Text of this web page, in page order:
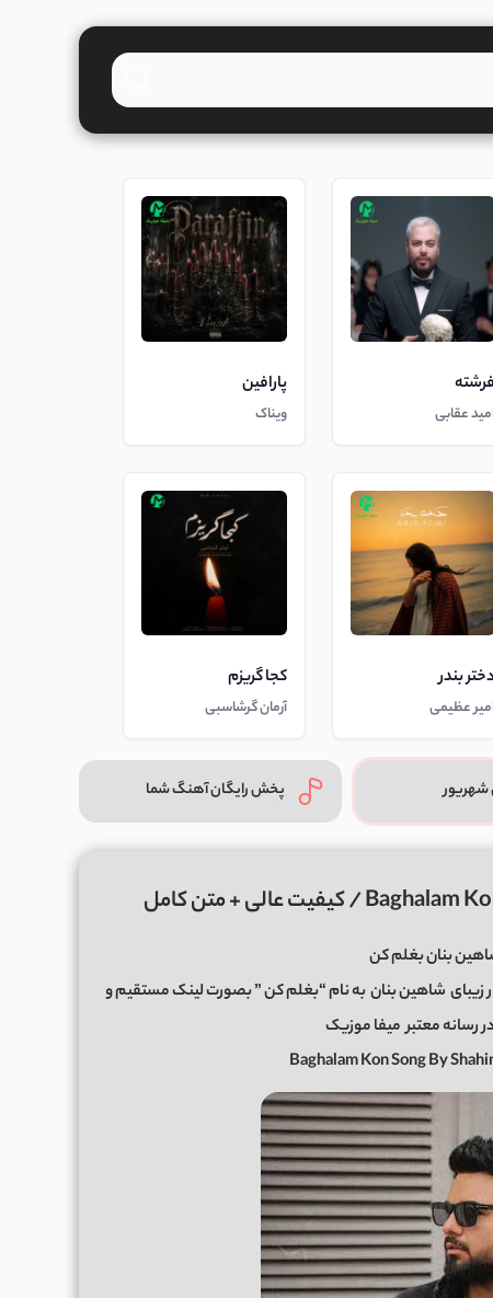
فرشته
عقابی
پارافین
ویناک
بندر
عظیمی
کجا گریزم
آرمان گرشاسبی
پخش رایگان آهنگ شما
بنان بغلم کن
زیبای شاهین بنانبه نام “بغلم کن ” بصورت لینک مستقیم و
میفا موزیک
Baghalam Kon Song By